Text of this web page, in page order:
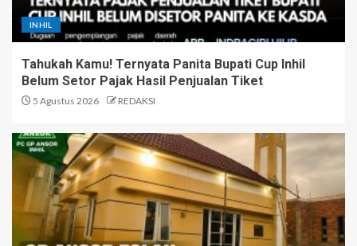
INHIL
Tahukah Kamu! Ternyata Panita Bupati Cup Inhil
Belum Setor Pajak Hasil Penjualan Tiket
5 Agustus 2026 REDAKSI